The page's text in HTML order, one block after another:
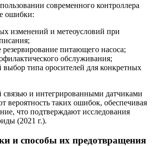
современного контроллера
ошибки:
изменений и метеоусловий при
резервирование питающего насоса;
обслуживания;
типа оросителей для конкретных
связью и интегрированными датчиками
вероятность таких ошибок, обеспечивая
что подтверждают исследования
(2021 г.).
и способы их предотвращения